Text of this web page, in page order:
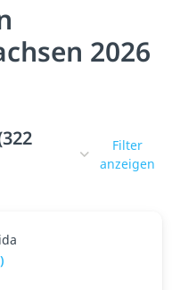
2026
Filter
anzeigen